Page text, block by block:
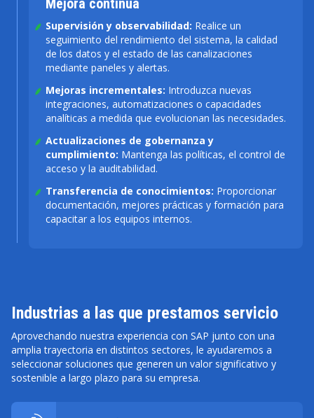
Mejora continua
Supervisión y observabilidad: Realice un
seguimiento del rendimiento del sistema, la calidad
de los datos y el estado de las canalizaciones
mediante paneles y alertas.
Mejoras incrementales: Introduzca nuevas
integraciones, automatizaciones o capacidades
analíticas a medida que evolucionan las necesidades.
Actualizaciones de gobernanza y
cumplimiento: Mantenga las políticas, el control de
acceso y la auditabilidad.
Transferencia de conocimientos: Proporcionar
documentación, mejores prácticas y formación para
capacitar a los equipos internos.
Industrias a las que prestamos servicio
Aprovechando nuestra experiencia con SAP junto con una
amplia trayectoria en distintos sectores, le ayudaremos a
seleccionar soluciones que generen un valor significativo y
sostenible a largo plazo para su empresa.